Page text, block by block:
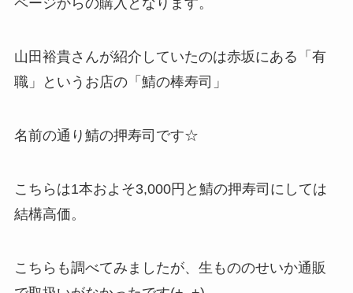
ページからの購入となります。
山田裕貴さんが紹介していたのは赤坂にある「有
職」というお店の「鯖の棒寿司」
名前の通り鯖の押寿司です☆
こちらは1本およそ3,000円と鯖の押寿司にしては
結構高価。
こちらも調べてみましたが、生もののせいか通販